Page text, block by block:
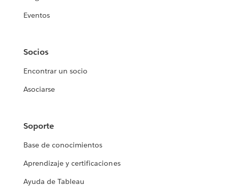
Eventos
Socios
Encontrar un socio
Asociarse
Soporte
Base de conocimientos
Aprendizaje y certificaciones
Ayuda de Tableau